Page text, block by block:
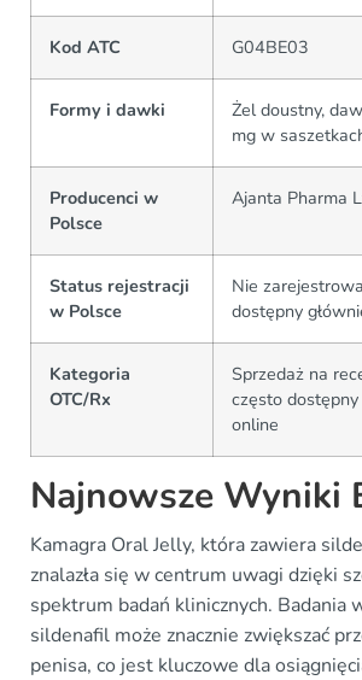
Kod ATC G04BE03
Formy i dawki
Żel doustny,
mg w
Producenci w
Polsce
Ajanta Pharma
Status rejestracji
w Polsce
Nie
dostępny
Kategoria
OTC/Rx
Sprzedaż na
często
online
Najnowsze Wyniki
Kamagra Oral Jelly, która zawiera
znalazła się w centrum uwagi dzięki
spektrum badań klinicznych. Badania
sildenafil może znacznie zwiększać
penisa, co jest kluczowe dla